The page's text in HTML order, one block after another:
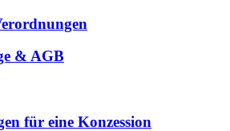
& AGB
für eine Konzession